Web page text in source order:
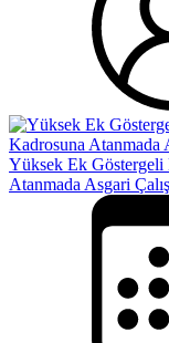
Yüksek Ek Göstergeli
Atanmada Asgari